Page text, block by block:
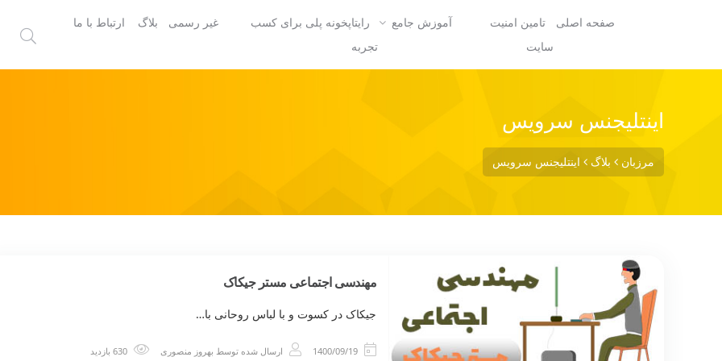
صفحه اصلی
تامین امنیت
سایت
آموزش جامع
رایتاپخونه پلی برای کسب
تجربه
غیر رسمی بلاگ ارتباط با ما
اینتلیجنس سرویس
مرزبان بلاگ اینتلیجنس سرویس
مهندسی اجتماعی مستر جیکاک
جیکاک در کسوت و با لباس روحانی با…
1400/09/19 ارسال شده توسط بهروز منصوری